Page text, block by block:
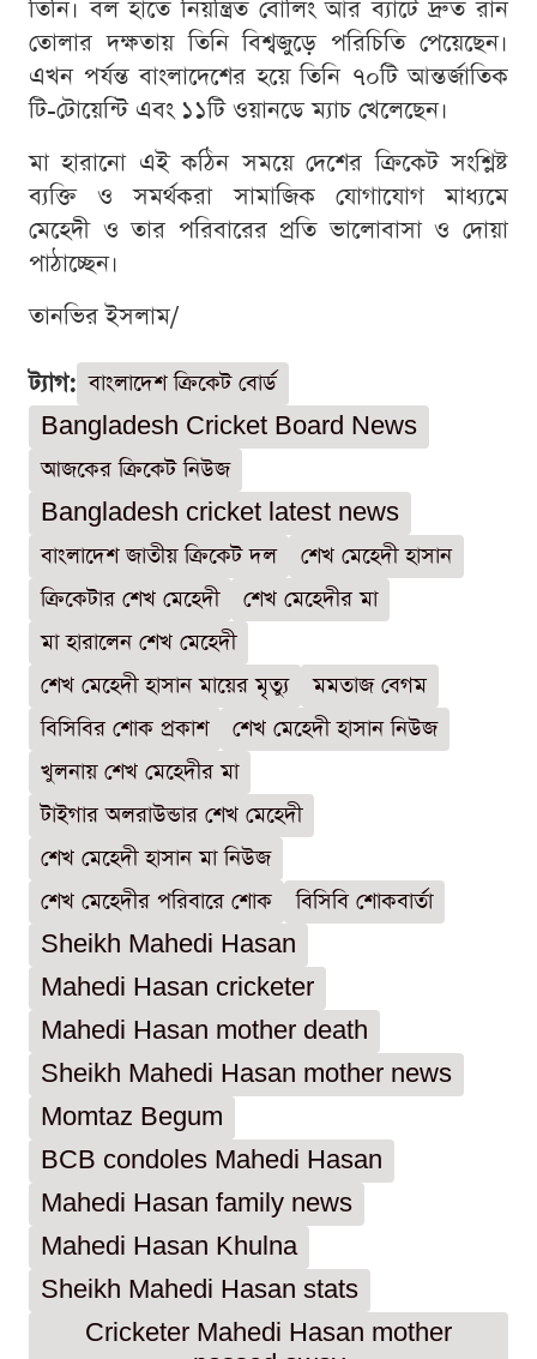
তিনি। বল হাতে নিয়ন্ত্রিত বোলিং আর ব্যাটে দ্রুত রান
তোলার দক্ষতায় তিনি বিশ্বজুড়ে পরিচিতি পেয়েছেন।
এখন পর্যন্ত বাংলাদেশের হয়ে তিনি ৭০টি আন্তর্জাতিক
টি-টোয়েন্টি এবং ১১টি ওয়ানডে ম্যাচ খেলেছেন।
মা হারানো এই কঠিন সময়ে দেশের ক্রিকেট সংশ্লিষ্ট
ব্যক্তি ও সমর্থকরা সামাজিক যোগাযোগ মাধ্যমে
মেহেদী ও তার পরিবারের প্রতি ভালোবাসা ও দোয়া
পাঠাচ্ছেন।
তানভির ইসলাম/
ট্যাগ: বাংলাদেশ ক্রিকেট বোর্ড
Bangladesh Cricket Board News
আজকের ক্রিকেট নিউজ
Bangladesh cricket latest news
বাংলাদেশ জাতীয় ক্রিকেট দল
শেখ মেহেদী হাসান
ক্রিকেটার শেখ মেহেদী
শেখ মেহেদীর মা
মা হারালেন শেখ মেহেদী
শেখ মেহেদী হাসান মায়ের মৃত্যু
মমতাজ বেগম
বিসিবির শোক প্রকাশ
শেখ মেহেদী হাসান নিউজ
খুলনায় শেখ মেহেদীর মা
টাইগার অলরাউন্ডার শেখ মেহেদী
শেখ মেহেদী হাসান মা নিউজ
শেখ মেহেদীর পরিবারে শোক
বিসিবি শোকবার্তা
Sheikh Mahedi Hasan
Mahedi Hasan cricketer
Mahedi Hasan mother death
Sheikh Mahedi Hasan mother news
Momtaz Begum
BCB condoles Mahedi Hasan
Mahedi Hasan family news
Mahedi Hasan Khulna
Sheikh Mahedi Hasan stats
Cricketer Mahedi Hasan mother